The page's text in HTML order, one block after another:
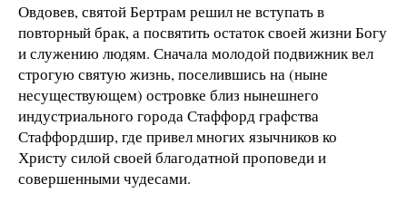
Овдовев, святой Бертрам решил не вступать в
повторный брак, а посвятить остаток своей жизни Богу
и служению людям. Сначала молодой подвижник вел
строгую святую жизнь, поселившись на (ныне
несуществующем) островке близ нынешнего
индустриального города Стаффорд графства
Стаффордшир, где привел многих язычников ко
Христу силой своей благодатной проповеди и
совершенными чудесами.